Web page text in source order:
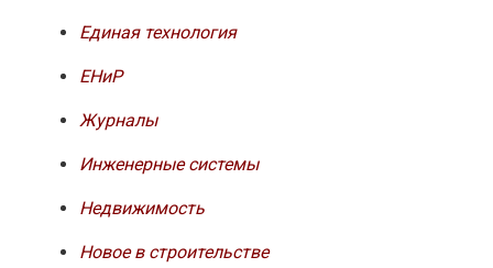
Единая технология
ЕНиР
Журналы
Инженерные системы
Недвижимость
Новое в строительстве